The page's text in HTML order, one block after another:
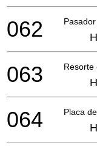
Pasador
062
Resorte
063
Placa
064